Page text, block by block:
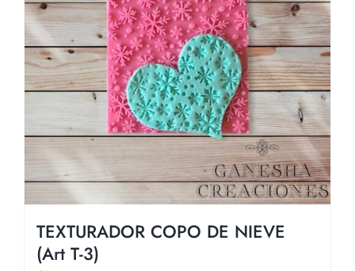
TEXTURADOR COPO DE NIEVE
(Art T-3)